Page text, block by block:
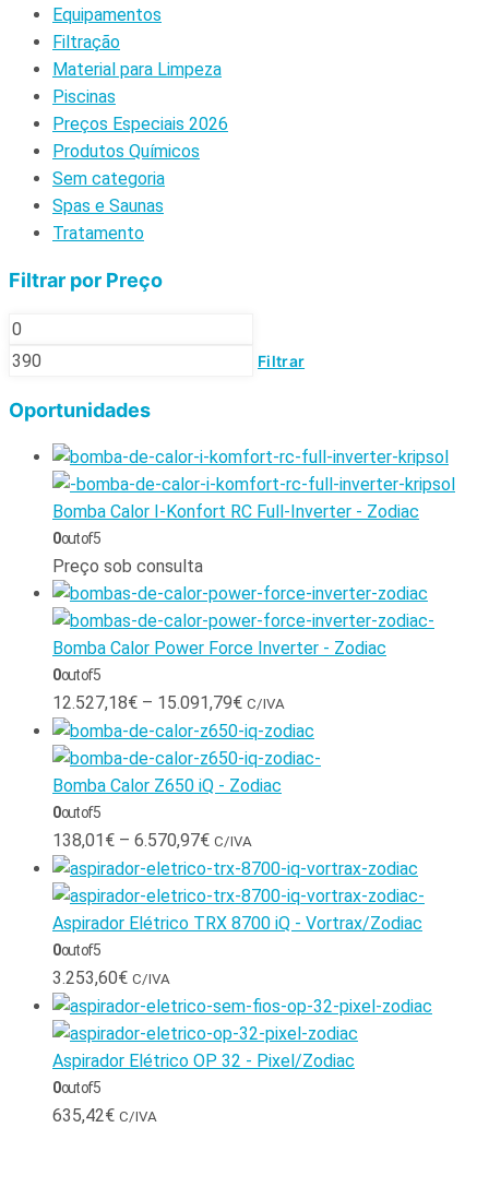
Equipamentos
Filtração
Material para Limpeza
Piscinas
Preços Especiais 2026
Produtos Químicos
Sem categoria
Spas e Saunas
Tratamento
Filtrar por Preço
Filtrar
Oportunidades
Bomba Calor I-Konfort RC Full-Inverter - Zodiac
0out of 5
Preço sob consulta
Bomba Calor Power Force Inverter - Zodiac
0out of 5
12.527,18€ – 15.091,79€ C/IVA
Bomba Calor Z650 iQ - Zodiac
0out of 5
138,01 € – 6.570,97€ C/IVA
Aspirador Elétrico TRX 8700 iQ - Vortrax/Zodiac
0out of 5
3.253,60€ C/IVA
Aspirador Elétrico OP 32 - Pixel/Zodiac
0out of 5
635,42€ C/IVA